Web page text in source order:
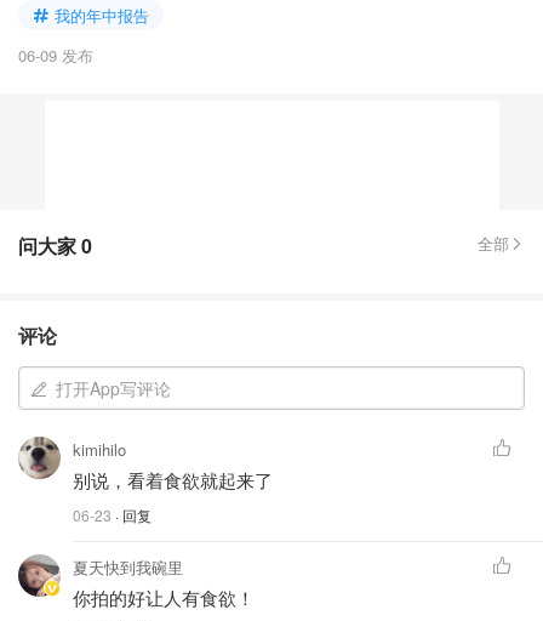
我的年中报告
06-09 发布
问大家0 全部
评论
打开App写评论
kimihilo
别说，看着食欲就起来了
06-23 · 回复
夏天快到我碗里
你拍的好让人有食欲！